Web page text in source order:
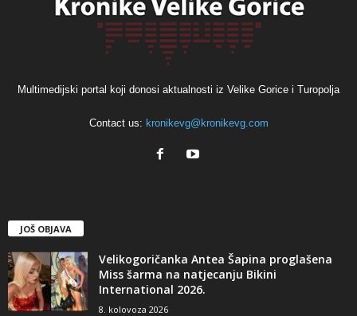
Multimedijski portal koji donosi aktualnosti iz Velike Gorice i Turopolja
Contact us: kronikevg@kronikevg.com
JOŠ OBJAVA
Velikogoričanka Antea Šapina proglašena
Miss šarma na natjecanju Bikini
International 2026.
8. kolovoza 2026